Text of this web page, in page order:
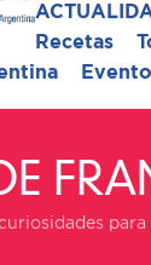
Recetas